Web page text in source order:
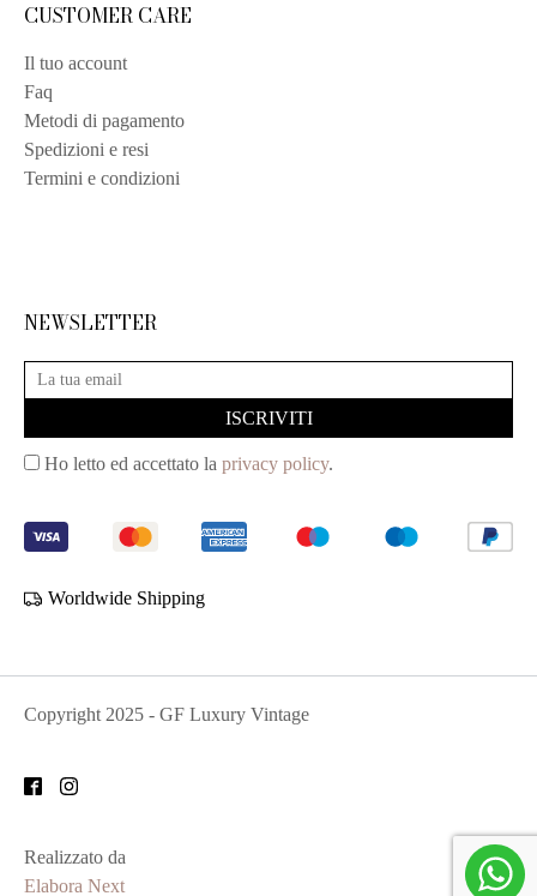
CUSTOMER CARE
Il tuo account
Faq
Metodi di pagamento
Spedizioni e resi
Termini e condizioni
NEWSLETTER
Ho letto ed accettato la privacy policy.
Worldwide Shipping
Copyright 2025 - GF Luxury Vintage
Realizzato da
Elabora Next